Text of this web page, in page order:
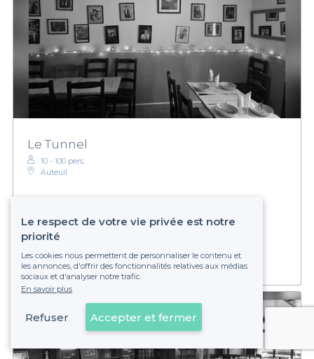
Le Tunnel
10 - 100 pers.
Auteuil
€€Abordable
Établissement non réservable
Voir sur la carte
Le respect de votre vie privée est notre
priorité
Les cookies nous permettent de personnaliser le contenu et
les annonces, d'offrir des fonctionnalités relatives aux médias
sociaux et d'analyser notre trafic.
En savoir plus
Refuser Accepter et fermer